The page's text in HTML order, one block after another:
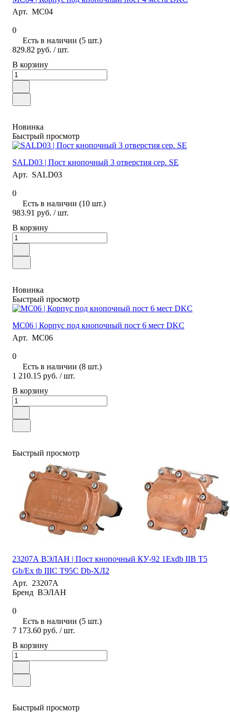
Арт. MC04
0
Есть в наличии (5 шт.)
829.82 руб. / шт.
В корзину
Новинка
Быстрый просмотр
SALD03 | Пост кнопочный 3 отверстия сер. SE
Арт. SALD03
0
Есть в наличии (10 шт.)
983.91 руб. / шт.
В корзину
Новинка
Быстрый просмотр
MC06 | Корпус под кнопочный пост 6 мест DKC
Арт. MC06
0
Есть в наличии (8 шт.)
1 210.15 руб. / шт.
В корзину
Быстрый просмотр
23207А ВЭЛАН | Пост кнопочный КУ-92 1Exdb IIB T5
Gb/Ex tb IIIC T95C Db-ХЛ2
Арт. 23207А
Бренд ВЭЛАН
0
Есть в наличии (5 шт.)
7 173.60 руб. / шт.
В корзину
Быстрый просмотр